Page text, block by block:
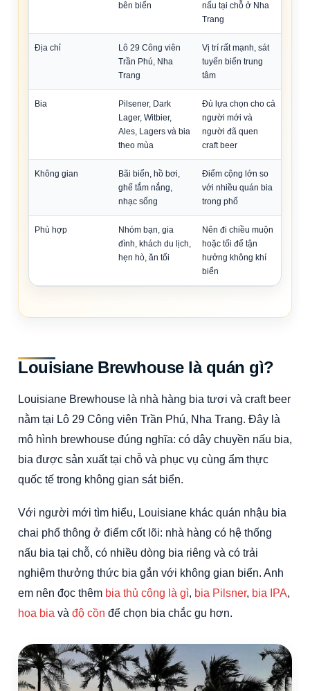
bên biển
nấu tại chỗ ở Nha
Trang
Địa chỉ
Lô 29 Công viên
Trần Phú, Nha
Trang
Vị trí rất mạnh, sát
tuyến biển trung
tâm
Bia
Pilsener, Dark
Lager, Witbier,
Ales, Lagers và bia
theo mùa
Đủ lựa chọn cho cả
người mới và
người đã quen
craft beer
Không gian
Bãi biển, hồ bơi,
ghế tắm nắng,
nhạc sống
Điểm cộng lớn so
với nhiều quán bia
trong phố
Phù hợp
Nhóm bạn, gia
đình, khách du lịch,
hẹn hò, ăn tối
Nên đi chiều muộn
hoặc tối để tận
hưởng không khí
biển
Louisiane Brewhouse là quán gì?
Louisiane Brewhouse là nhà hàng bia tươi và craft beer
nằm tại Lô 29 Công viên Trần Phú, Nha Trang. Đây là
mô hình brewhouse đúng nghĩa: có dây chuyền nấu bia,
bia được sản xuất tại chỗ và phục vụ cùng ẩm thực
quốc tế trong không gian sát biển.
Với người mới tìm hiểu, Louisiane khác quán nhậu bia
chai phổ thông ở điểm cốt lõi: nhà hàng có hệ thống
nấu bia tại chỗ, có nhiều dòng bia riêng và có trải
nghiệm thưởng thức bia gắn với không gian biển. Anh
em nên đọc thêm bia thủ công là gì, bia Pilsner, bia IPA,
hoa bia và độ cồn để chọn bia chắc gu hơn.